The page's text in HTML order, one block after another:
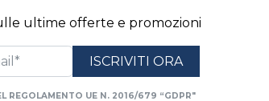
ultime offerte e promozioni
REGOLAMENTO UE N. 2016/679 “GDPR"